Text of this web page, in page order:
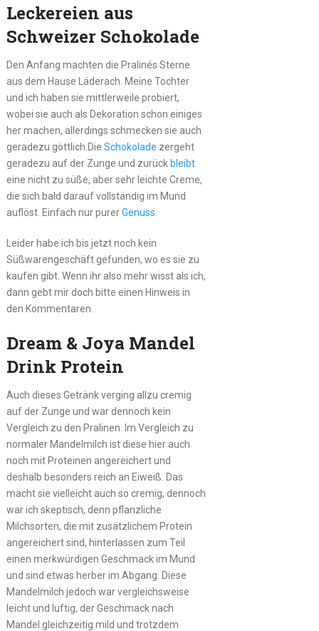
Leckereien aus
Schweizer Schokolade
Den Anfang machten die Pralinés Sterne
aus dem Hause Läderach. Meine Tochter
und ich haben sie mittlerweile probiert,
wobei sie auch als Dekoration schon einiges
her machen, allerdings schmecken sie auch
geradezu göttlich.Die Schokolade zergeht
geradezu auf der Zunge und zurück bleibt
eine nicht zu süße, aber sehr leichte Creme,
die sich bald darauf vollständig im Mund
auflöst. Einfach nur purerGenuss.
Leider habe ich bis jetzt noch kein
Süßwarengeschäft gefunden, wo es sie zu
kaufen gibt. Wenn ihr also mehr wisst als ich,
dann gebt mir doch bitte einen Hinweis in
den Kommentaren.
Dream & Joya Mandel
Drink Protein
Auch dieses Getränk verging allzu cremig
auf der Zunge und war dennoch kein
Vergleich zu den Pralinen. Im Vergleich zu
normaler Mandelmilch ist diese hier auch
noch mit Proteinen angereichert und
deshalb besonders reich an Eiweiß. Das
macht sie vielleicht auch so cremig, dennoch
war ich skeptisch, denn pflanzliche
Milchsorten, die mit zusätzlichem Protein
angereichert sind, hinterlassen zum Teil
einen merkwürdigen Geschmack im Mund
und sind etwas herber im Abgang. Diese
Mandelmilch jedoch war vergleichsweise
leicht und luftig, der Geschmack nach
Mandel gleichzeitig mild und trotzdem